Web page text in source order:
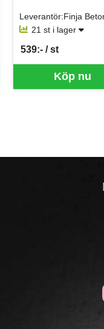
Leverantör:Finja
21 st i lager
Köp nu
539:- / st
SEK per ST